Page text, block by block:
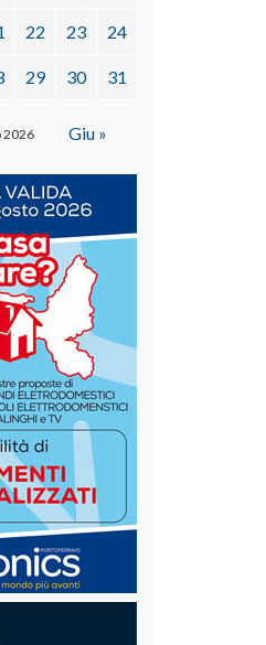
2026
22 23 24
29 30 31
Giu »